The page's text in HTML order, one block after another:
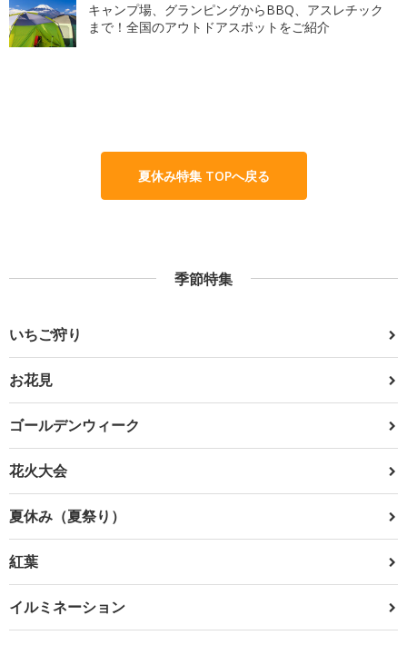
キャンプ場、グランピングからBBQ、アスレチック
まで！全国のアウトドアスポットをご紹介
夏休み特集 TOPへ戻る
季節特集
いちご狩り
お花見
ゴールデンウィーク
花火大会
夏休み（夏祭り）
紅葉
イルミネーション